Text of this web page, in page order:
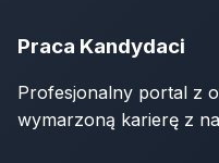
Praca Kandydaci
Profesjonalny portal z
wymarzoną karierę z